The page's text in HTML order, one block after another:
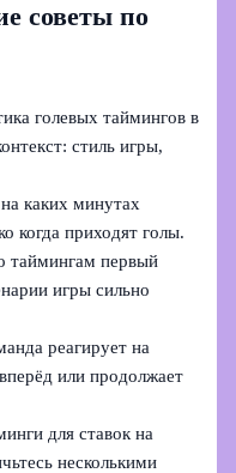
советы по
голевых таймингов в
стиль игры,
каких минутах
когда приходят голы.
таймингам первый
игры сильно
реагирует на
или продолжает
для ставок на
несколькими